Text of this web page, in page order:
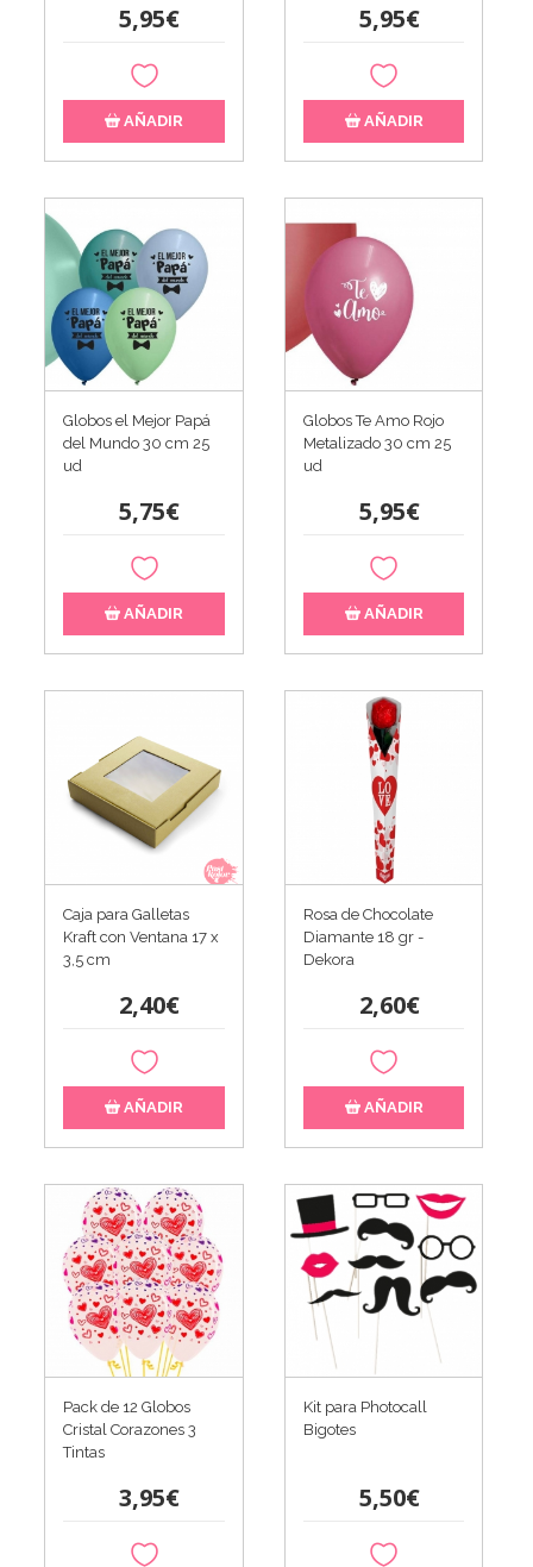
5,95€
AÑADIR
5,95€
AÑADIR
Globos el Mejor Papá
del Mundo 30 cm 25
ud
5,75€
AÑADIR
Globos Te Amo Rojo
Metalizado 30 cm 25
ud
5,95€
AÑADIR
Caja para Galletas
Kraft con Ventana 17 x
3,5 cm
2,40€
AÑADIR
Rosa de Chocolate
Diamante 18 gr -
Dekora
2,60€
AÑADIR
Pack de 12 Globos
Cristal Corazones 3
Tintas
3,95€
Kit para Photocall
Bigotes
5,50€